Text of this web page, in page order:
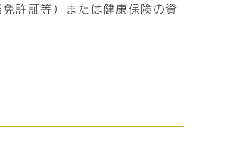
許証等）または健康保険の資